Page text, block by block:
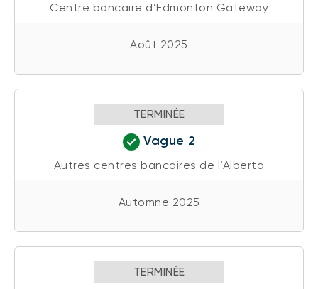
Centre bancaire d’Edmonton Gateway
Août 2025
TERMINÉE
Vague 2
Autres centres bancaires de l’Alberta
Automne 2025
TERMINÉE